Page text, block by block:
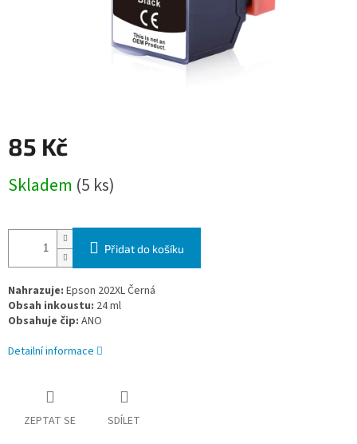
85 Kč
cena:
Skladem (5 ks)
Přidat do košíku
Nahrazuje: Epson 202XL Černá
Obsah inkoustu: 24 ml
Obsahuje čip: ANO
Detailní informace
ZEPTAT SE SDÍLET